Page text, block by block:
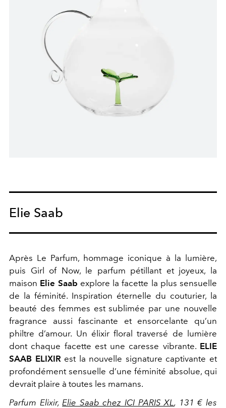
Elie Saab
Après Le Parfum, hommage iconique à la lumière,
puis Girl of Now, le parfum pétillant et joyeux, la
maison Elie Saab explore la facette la plus sensuelle
de la féminité. Inspiration éternelle du couturier, la
beauté des femmes est sublimée par une nouvelle
fragrance aussi fascinante et ensorcelante qu’un
philtre d’amour. Un élixir floral traversé de lumière
dont chaque facette est une caresse vibrante. ELIE
SAAB ELIXIR est la nouvelle signature captivante et
profondément sensuelle d’une féminité absolue, qui
devrait plaire à toutes les mamans.
Parfum Elixir, Elie Saab chez ICI PARIS XL , 131 € les